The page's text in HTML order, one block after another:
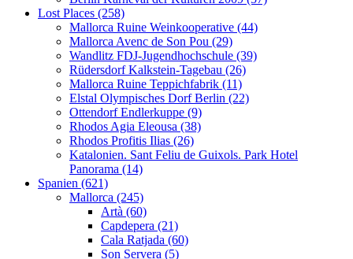
Lost Places (258)
Mallorca Ruine Weinkooperative (44)
Mallorca Avenc de Son Pou (29)
Wandlitz FDJ-Jugendhochschule (39)
Rüdersdorf Kalkstein-Tagebau (26)
Mallorca Ruine Teppichfabrik (11)
Elstal Olympisches Dorf Berlin (22)
Ottendorf Endlerkuppe (9)
Rhodos Agia Eleousa (38)
Rhodos Profitis Ilias (26)
Katalonien. Sant Feliu de Guixols. Park Hotel
Panorama (14)
Spanien (621)
Mallorca (245)
Artà (60)
Capdepera (21)
Cala Ratjada (60)
Son Servera (5)